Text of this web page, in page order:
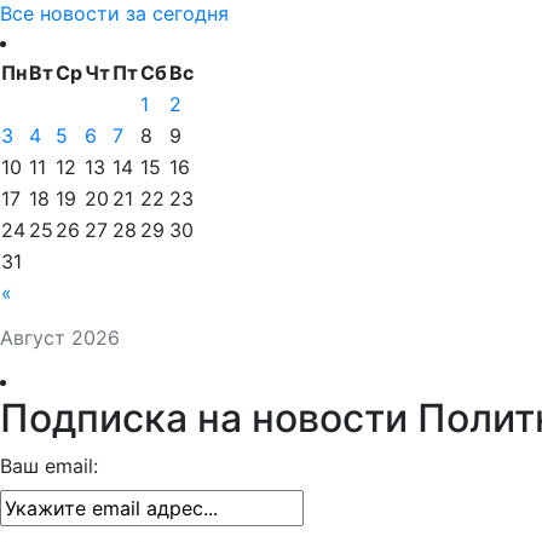
Все новости за сегодня
Август 2026
ПнВтСрЧтПтСбВс
«
1
2
3
4 5 6 7 8
9
10 11 12 13 14 15 16
17 18 19 20 21 22 23
24 25 26 27 28 29 30
31
Подписка на новости
Ваш email: